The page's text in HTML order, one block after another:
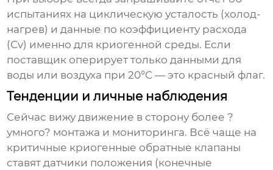
испытаниях на циклическую усталость (холод-
нагрев) и данные по коэффициенту расхода
(Cv) именно для криогенной среды. Если
поставщик оперирует только данными для
воды или воздуха при 20°C — это красный флаг.
Тенденции и личные наблюдения
Сейчас вижу движение в сторону более ?
умного? монтажа и мониторинга. Всё чаще на
критичные криогенные обратные клапаны
ставят датчики положения (конечные